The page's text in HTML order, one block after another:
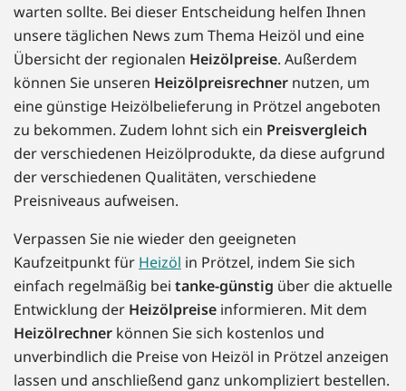
warten sollte. Bei dieser Entscheidung helfen Ihnen
unsere täglichen News zum Thema Heizöl und eine
Übersicht der regionalen Heizölpreise. Außerdem
können Sie unseren Heizölpreisrechner nutzen, um
eine günstige Heizölbelieferung in Prötzel angeboten
zu bekommen. Zudem lohnt sich ein Preisvergleich
der verschiedenen Heizölprodukte, da diese aufgrund
der verschiedenen Qualitäten, verschiedene
Preisniveaus aufweisen.
Verpassen Sie nie wieder den geeigneten
Kaufzeitpunkt für Heizöl in Prötzel, indem Sie sich
einfach regelmäßig bei tanke-günstig über die aktuelle
Entwicklung der Heizölpreise informieren. Mit dem
Heizölrechner können Sie sich kostenlos und
unverbindlich die Preise von Heizöl in Prötzel anzeigen
lassen und anschließend ganz unkompliziert bestellen.